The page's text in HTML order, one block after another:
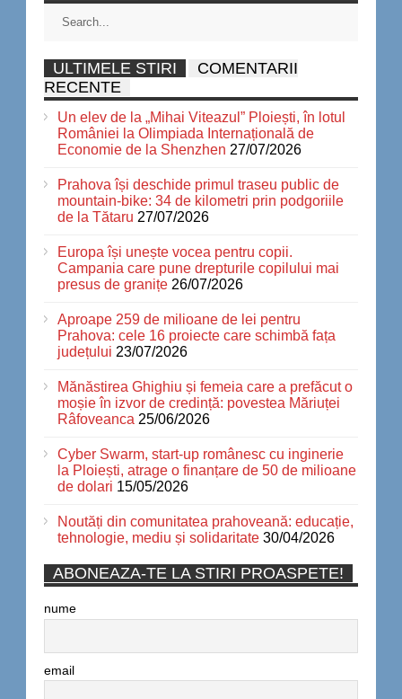
ULTIMELE STIRI
COMENTARII
RECENTE
Un elev de la „Mihai Viteazul” Ploiești, în lotul
României la Olimpiada Internațională de
Economie de la Shenzhen 27/07/2026
Prahova își deschide primul traseu public de
mountain-bike: 34 de kilometri prin podgoriile
de la Tătaru 27/07/2026
Europa își unește vocea pentru copii.
Campania care pune drepturile copilului mai
presus de granițe 26/07/2026
Aproape 259 de milioane de lei pentru
Prahova: cele 16 proiecte care schimbă fața
județului 23/07/2026
Mănăstirea Ghighiu și femeia care a prefăcut o
moșie în izvor de credință: povestea Măriuței
Râfoveanca 25/06/2026
Cyber Swarm, start-up românesc cu inginerie
la Ploiești, atrage o finanțare de 50 de milioane
de dolari 15/05/2026
Noutăți din comunitatea prahoveană: educație,
tehnologie, mediu și solidaritate 30/04/2026
ABONEAZA-TE LA STIRI PROASPETE!
nume
email